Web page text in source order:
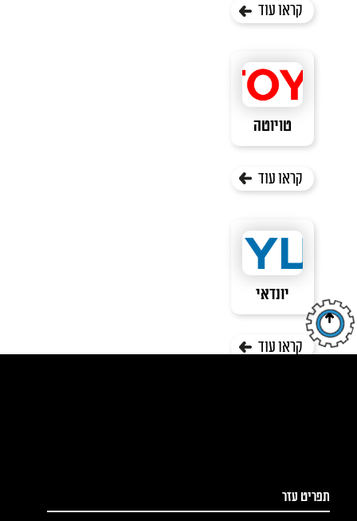
קראו עוד
טויוטה
קראו עוד
יונדאי
קראו עוד
תפריט עזר